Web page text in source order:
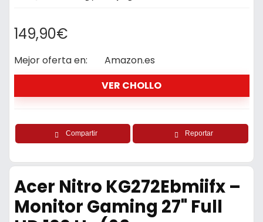
149,90€
Mejor oferta en:
Amazon.es
VER CHOLLO
Compartir Reportar
Acer Nitro KG272Ebmiifx –
Monitor Gaming 27" Full